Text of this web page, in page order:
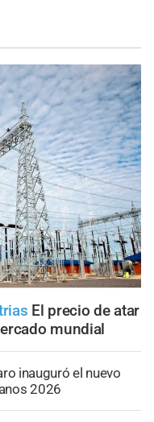
El precio de atar
mundial
inauguró el nuevo
2026